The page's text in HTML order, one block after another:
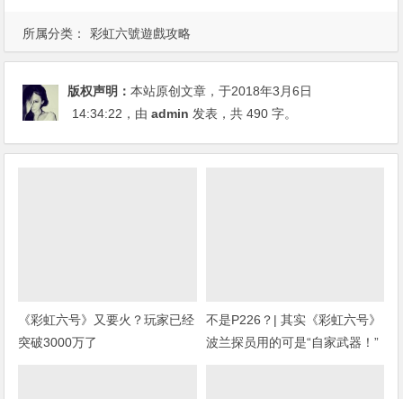
所属分类： 彩虹六號遊戲攻略
版权声明：本站原创文章，于2018年3月6日
14:34:22 ，由admin 发表，共 490 字。
《彩虹六号》又要火？玩家已经
突破3000万了
不是P226？| 其实《彩虹六号》
波兰探员用的可是“自家武器！”